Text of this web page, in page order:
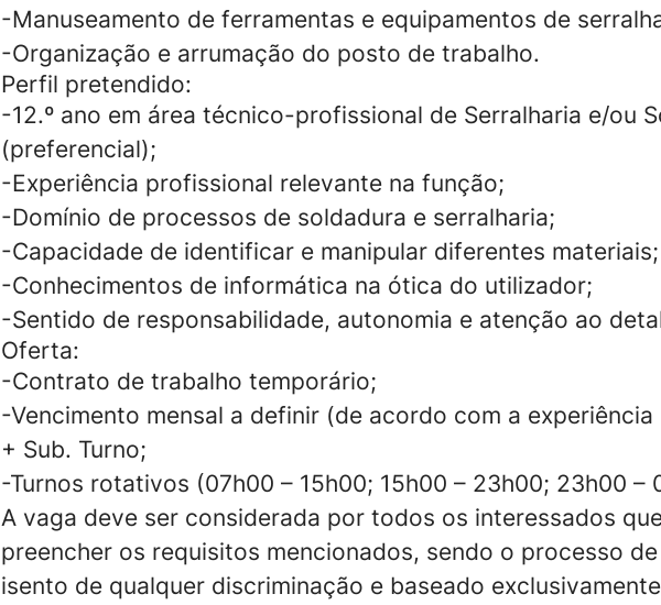
-Manuseamento de ferramentas e equipamentos de
-Organização e arrumação do posto de trabalho.
Perfil pretendido:
-12.º ano em área técnico-profissional de Serralharia e/ou
(preferencial);
-Experiência profissional relevante na função;
-Domínio de processos de soldadura e serralharia;
-Capacidade de identificar e manipular diferentes materiais;
-Conhecimentos de informática na ótica do utilizador;
-Sentido de responsabilidade, autonomia e atenção ao
Oferta:
-Contrato de trabalho temporário;
-Vencimento mensal a definir (de acordo com a
+ Sub. Turno;
-Turnos rotativos (07h00 – 15h00; 15h00 – 23h00; 23h00 –
A vaga deve ser considerada por todos os interessados
preencher os requisitos mencionados, sendo o processo
isento de qualquer discriminação e baseado